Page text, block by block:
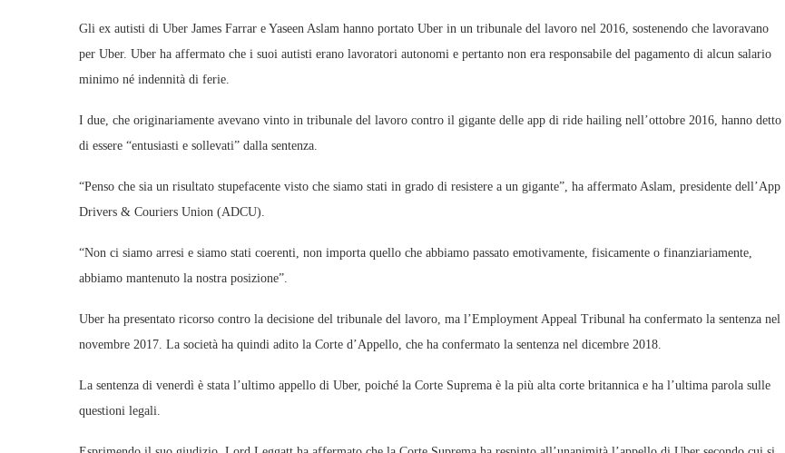
Gli ex autisti di Uber James Farrar e Yaseen Aslam hanno portato Uber in un tribunale del lavoro nel 2016, sostenendo che lavoravano
per Uber. Uber ha affermato che i suoi autisti erano lavoratori autonomi e pertanto non era responsabile del pagamento di alcun salario
minimo né indennità di ferie.
I due, che originariamente avevano vinto in tribunale del lavoro contro il gigante delle app di ride hailing nell’ottobre 2016, hanno detto
di essere “entusiasti e sollevati” dalla sentenza.
“Penso che sia un risultato stupefacente visto che siamo stati in grado di resistere a un gigante”, ha affermato Aslam, presidente dell’App
Drivers & Couriers Union (ADCU).
“Non ci siamo arresi e siamo stati coerenti, non importa quello che abbiamo passato emotivamente, fisicamente o finanziariamente,
abbiamo mantenuto la nostra posizione”.
Uber ha presentato ricorso contro la decisione del tribunale del lavoro, ma l’Employment Appeal Tribunal ha confermato la sentenza nel
novembre 2017. La società ha quindi adito la Corte d’Appello, che ha confermato la sentenza nel dicembre 2018.
La sentenza di venerdì è stata l’ultimo appello di Uber, poiché la Corte Suprema è la più alta corte britannica e ha l’ultima parola sulle
questioni legali.